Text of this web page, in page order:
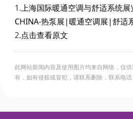
1.上海国际暖通空调与舒适系统展
CHINA-热泵展|暖通空调展|舒适
2.点击查看原文
此网站新闻内容及使用图片均来自网络，仅
有，如有侵权或冒犯，请联系删除，联系电